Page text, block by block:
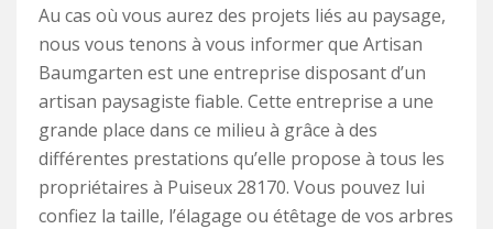
Au cas où vous aurez des projets liés au paysage,
nous vous tenons à vous informer que Artisan
Baumgarten est une entreprise disposant d’un
artisan paysagiste fiable. Cette entreprise a une
grande place dans ce milieu à grâce à des
différentes prestations qu’elle propose à tous les
propriétaires à Puiseux 28170. Vous pouvez lui
confiez la taille, l’élagage ou étêtage de vos arbres